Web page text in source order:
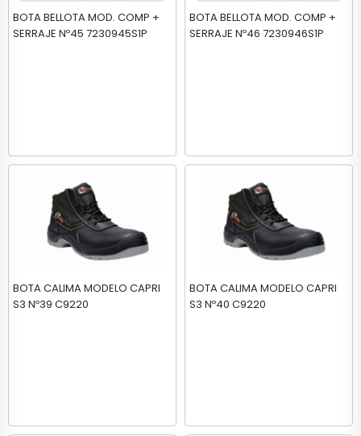
BOTA BELLOTA MOD. COMP +
SERRAJE Nº45 7230945S1P
BOTA BELLOTA MOD. COMP +
SERRAJE Nº46 7230946S1P
BOTA CALIMA MODELO CAPRI
S3 Nº39 C9220
BOTA CALIMA MODELO CAPRI
S3 Nº40 C9220